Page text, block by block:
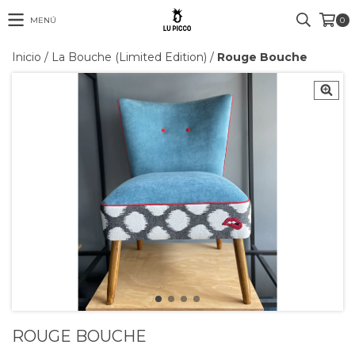
MENÚ 0
Inicio / La Bouche (Limited Edition) / Rouge Bouche
ROUGE BOUCHE